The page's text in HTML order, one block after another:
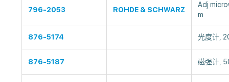
796-2053 ROHDE & SCHWARZ
Adj
m
876-5174 光度计,
876-5187 磁强计,